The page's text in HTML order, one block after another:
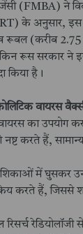
(FMBA) ने
RT) के अनुसार,
(करीब 2.75
रूस सरकार ने
किया है।
वायरस
का उपयोग
करते हैं,
में घुसकर
करते हैं, जिससे
रेडियोलॉजी